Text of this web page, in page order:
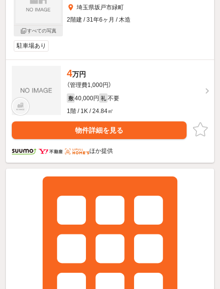
すべての写真
埼玉県坂戸市緑町
2階建 / 31年6ヶ月 / 木造
駐車場あり
4万円
（管理費1,000円）
敷 40,000円 礼 不要
1階 / 1K / 24.84㎡
物件詳細を見る
ほか提供